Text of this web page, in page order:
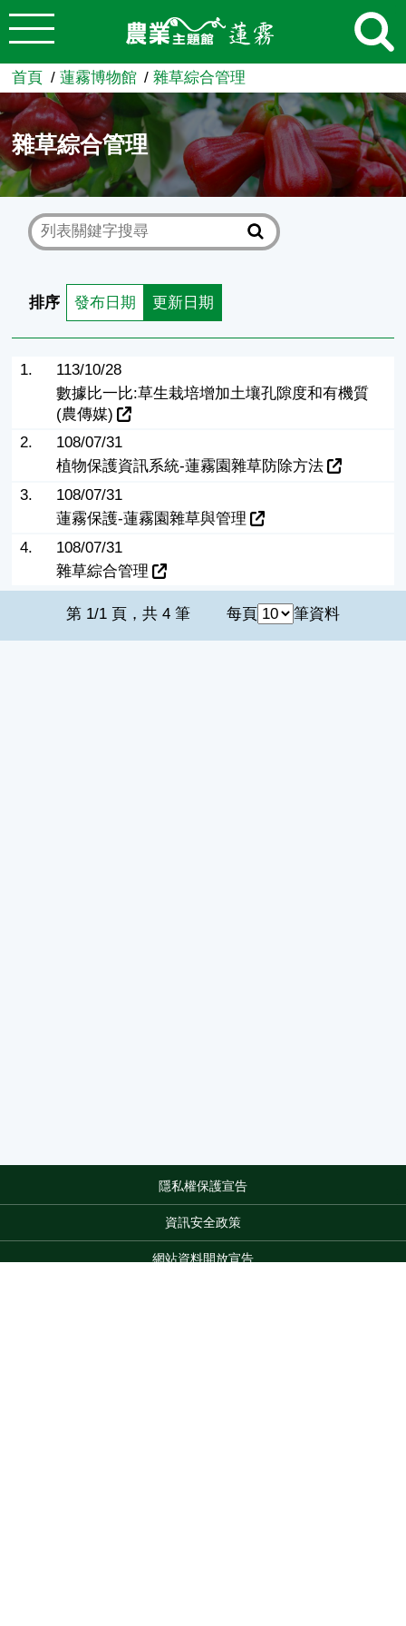
跳到主要內容
農業知識入口網
首頁 蓮霧博物館 雜草綜合管理
雜草綜合管理
排序 發布日期 更新日期
1.
113/10/28
數據比一比:草生栽培增加土壤孔隙度和有機質
(農傳媒)
2.
108/07/31
植物保護資訊系統-蓮霧園雜草防除方法
3.
108/07/31
蓮霧保護-蓮霧園雜草與管理
4.
108/07/31
雜草綜合管理
第 1/1 頁，共 4 筆 每頁 筆資料
隱私權保護宣告
資訊安全政策
網站資料開放宣告